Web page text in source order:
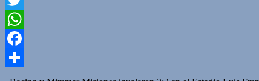
Twitter
WhatsApp
Facebook
Compartir